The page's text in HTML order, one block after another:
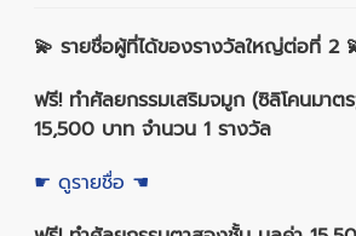
💫 รายชื่อผู้ที่ได้ของรางวัลใหญ่ต่อที่ 2
ฟรี! ทำศัลยกรรมเสริมจมูก (ซิลิโคนมาต
15,500 บาท จำนวน 1 รางวัล
☛ ดูรายชื่อ ☚